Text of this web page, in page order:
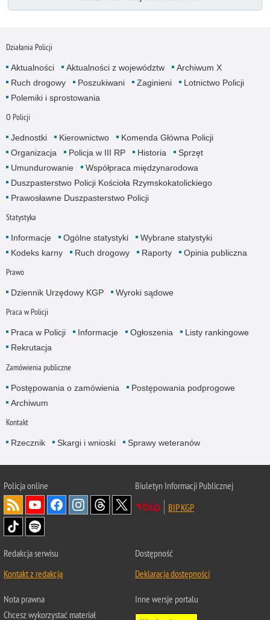
Działania Policji
Aktualności Aktualności z województw
Archiwum X
Ruch drogowy
Poszukiwani Zaginieni
Lotnictwo Policji
Polemiki i sprostowania
O Policji
Jednostki Kierownictwo
Komenda Główna Policji
Organizacja
Policja w III RP Historia
Sprzęt
Umundurowanie
Współpraca międzynarodowa
Duszpasterstwo Policji Kościoła Rzymskokatolickiego
Prawosławne Duszpasterstwo Policji
Statystyka
Informacje Ogólne statystyki
Wybrane statystyki
Kodeks karny
Ruch drogowy Raporty Opinia publiczna
Prawo
Dziennik Urzędowy KGP Wyroki sądowe
Praca w Policji
Praca w Policji Informacje Ogłoszenia
Listy rankingowe
Rekrutacja
Zamówienia publiczne
Postępowania o zamówienia
Postępowania podprogowe
Archiwum
Kontakt
Rzecznik Skargi i wnioski Sprawy weteranów
Policjaonline
Biuletyn Informacji Publicznej
BIP KGP
Redakcja serwisu
Kontakt z redakcją
Dostępność
Deklaracja dostępności
Nota prawna
Chcesz wykorzystać materiał
Inne wersje portalu